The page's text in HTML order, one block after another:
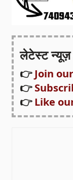
लेटेस्ट न्यूज़
👉Join
👉
👉Like